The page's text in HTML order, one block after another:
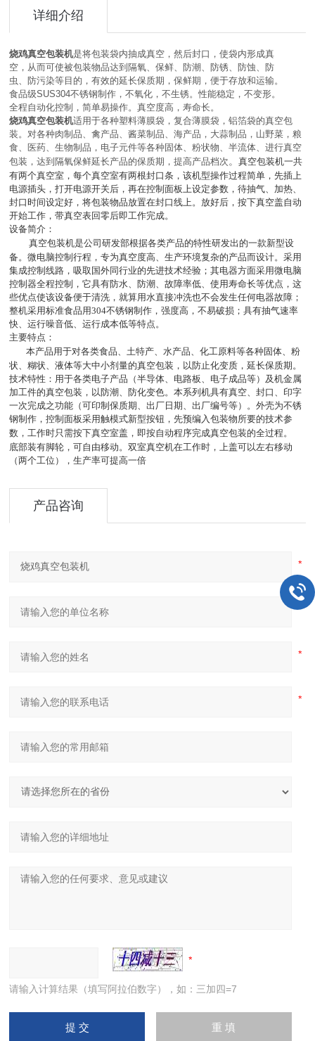
详细介绍
烧鸡真空包装机是将包装袋内抽成真空，然后封口，使袋内形成真
空，从而可使被包装物品达到隔氧、保鲜、防潮、防锈、防蚀、防
虫、防污染等目的，有效的延长保质期，保鲜期，便于存放和运输。
食品级SUS304不锈钢制作，不氧化，不生锈。性能稳定，不变形。
全程自动化控制，简单易操作。真空度高，寿命长。
烧鸡真空包装机适用于各种塑料薄膜袋，复合薄膜袋，铝箔袋的真空包
装。对各种肉制品、禽产品、酱菜制品、海产品，大蒜制品，山野菜，粮
食、医药、生物制品，电子元件等各种固体、粉状物、半流体、进行真空
包装，达到隔氧保鲜延长产品的保质期，提高产品档次 。真空包装机一共
有两个真空室，每个真空室有两根封口条，该机型操作过程简单，先插上
电源插头，打开电源开关后，再在控制面板上设定参数，待抽气、加热、
封口时间设定好，将包装物品放置在封口线上。放好后，按下真空盖自动
开始工作，带真空表回零后即工作完成。
设备简介：
真空包装机是公司研发部根据各类产品的特性研发出的一款新型设
备。微电脑控制行程，专为真空度高、生产环境复杂的产品而设计。采用
集成控制线路，吸取国外同行业的先进技术经验；其电器方面采用微电脑
控制器全程控制，它具有防水、防潮、故障率低、使用寿命长等优点，这
些优点使该设备便于清洗，就算用水直接冲洗也不会发生任何电器故障；
整机采用标准食品用304不锈钢制作，强度高，不易破损；具有抽气速率
快、运行噪音低、运行成本低等特点。
主要特点：
本产品用于对各类食品、土特产、水产品、化工原料等各种固体、粉
状、糊状、液体等大中小剂量的真空包装，以防止化变质，延长保质期。
技术特性：用于各类电子产品（半导体、电路板、电子成品等）及机金属
加工件的真空包装，以防潮、防化变色。本系列机具有真空、封口、印字
一次完成之功能（可印制保质期、出厂日期、出厂编号等）。外壳为不锈
钢制作，控制面板采用触模式新型按钮，先预编入包装物所要的技术参
数，工作时只需按下真空室盖，即按自动程序完成真空包装的全过程。
底部装有脚轮，可自由移动。双室真空机在工作时，上盖可以左右移动
（两个工位），生产率可提高一倍
产品咨询
请输入计算结果（填写阿拉伯数字），如：三加四=7